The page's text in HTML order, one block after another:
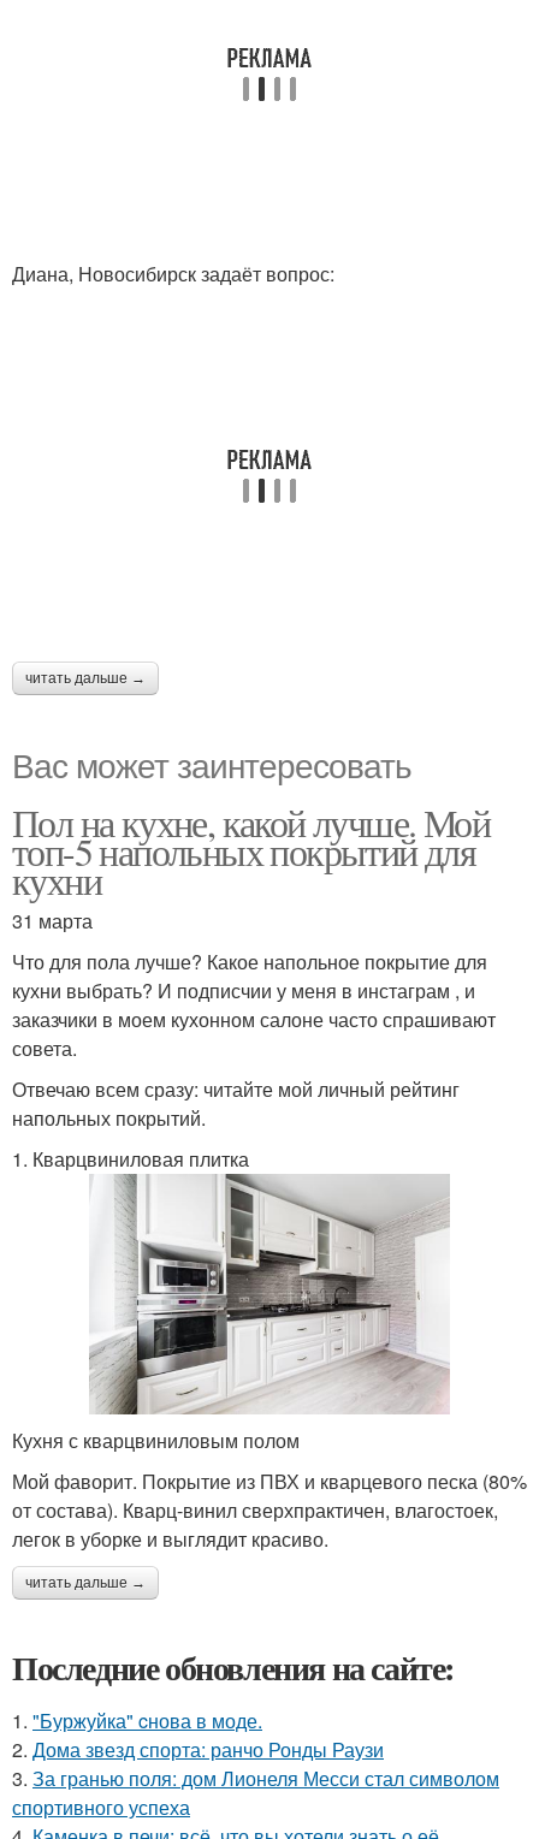
Диана, Новосибирск задаёт вопрос:
читать дальше →
Вас может заинтересовать
Пол на кухне, какой лучше. Мой
топ-5 напольных покрытий для
кухни
31 марта
Что для пола лучше? Какое напольное покрытие для
кухни выбрать? И подписчии у меня в инстаграм , и
заказчики в моем кухонном салоне часто спрашивают
совета.
Отвечаю всем сразу: читайте мой личный рейтинг
напольных покрытий.
1. Кварцвиниловая плитка
Кухня с кварцвиниловым полом
Мой фаворит. Покрытие из ПВХ и кварцевого песка (80%
от состава). Кварц-винил сверхпрактичен, влагостоек,
легок в уборке и выглядит красиво.
читать дальше →
Последние обновления на сайте:
1. "Буржуйка" cнова в моде.
2. Дома звезд спорта: ранчо Ронды Раузи
3. За гранью поля: дом Лионеля Месси стал символом
спортивного успеха